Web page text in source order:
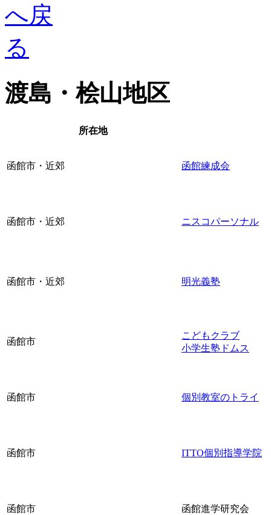
渡島・桧山地区
所在地
函館市・近郊 函館練成会
函館市・近郊 ニスコパーソナル
函館市・近郊 明光義塾
函館市
こどもクラブ
小学生塾ドムス
函館市 個別教室のトライ
函館市 ITTO個別指導学院
函館市 函館進学研究会